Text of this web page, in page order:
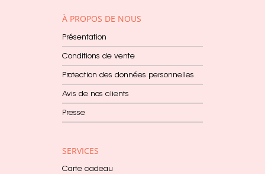
À PROPOS DE NOUS
Présentation
Conditions de vente
Protection des données personnelles
Avis de nos clients
Presse
SERVICES
Carte cadeau